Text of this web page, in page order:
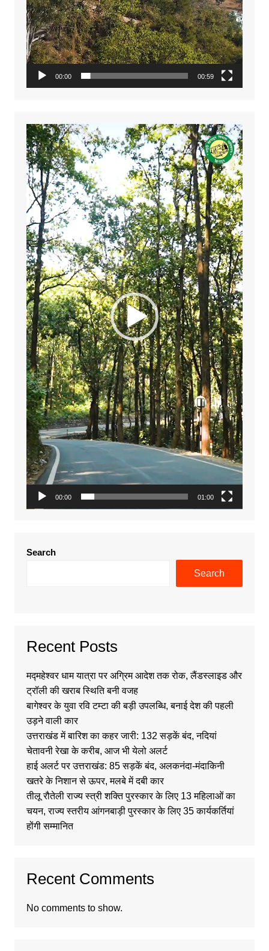
00:00 00:59
Video
Player
00:00 01:00
Search
Search
Recent Posts
मद्महेश्वर धाम यात्रा पर अग्रिम आदेश तक रोक, लैंडस्लाइड और
ट्रॉली की खराब स्थिति बनी वजह
बागेश्वर के युवा रवि टम्टा की बड़ी उपलब्धि, बनाई देश की पहली
उड़ने वाली कार
उत्तराखंड में बारिश का कहर जारी: 132 सड़कें बंद, नदियां
चेतावनी रेखा के करीब, आज भी येलो अलर्ट
हाई अलर्ट पर उत्तराखंड: 85 सड़कें बंद, अलकनंदा-मंदाकिनी
खतरे के निशान से ऊपर, मलबे में दबी कार
तीलू रौतेली राज्य स्त्री शक्ति पुरस्कार के लिए 13 महिलाओं का
चयन, राज्य स्तरीय आंगनबाड़ी पुरस्कार के लिए 35 कार्यकर्तियां
होंगी सम्मानित
Recent Comments
No comments to show.